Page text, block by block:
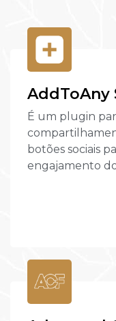
AddToAny
É um plugin
botões sociais
engajamento